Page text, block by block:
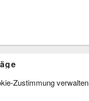
Zustimmung verwalten
am 20. August um 15.00 Uhr